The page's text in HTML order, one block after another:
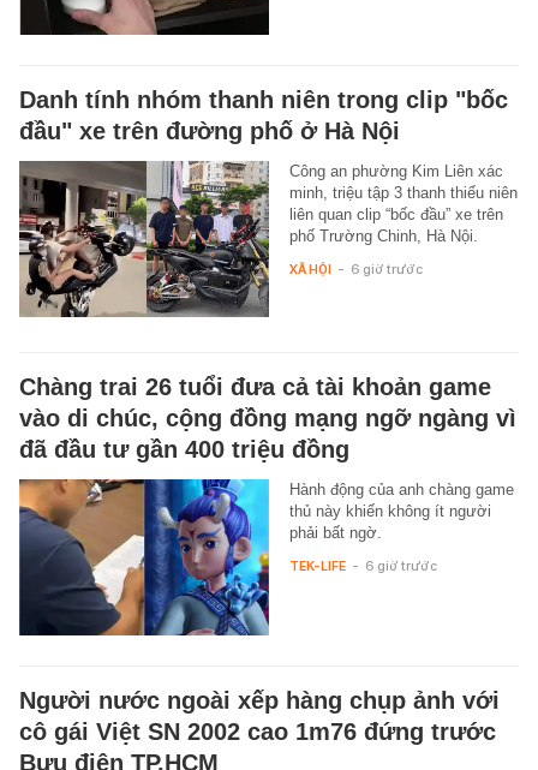
Danh tính nhóm thanh niên trong clip "bốc
đầu" xe trên đường phố ở Hà Nội
Công an phường Kim Liên xác
minh, triệu tập 3 thanh thiếu niên
liên quan clip “bốc đầu” xe trên
phố Trường Chinh, Hà Nội.
XÃ HỘI - 6 giờ trước
Chàng trai 26 tuổi đưa cả tài khoản game
vào di chúc, cộng đồng mạng ngỡ ngàng vì
đã đầu tư gần 400 triệu đồng
Hành động của anh chàng game
thủ này khiến không ít người
phải bất ngờ.
TEK-LIFE - 6 giờ trước
Người nước ngoài xếp hàng chụp ảnh với
cô gái Việt SN 2002 cao 1m76 đứng trước
Bưu điện TP.HCM